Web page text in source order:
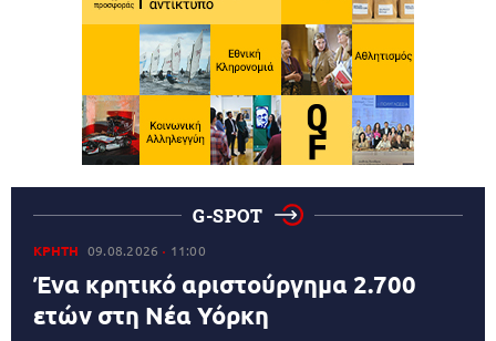
G-SPOT
ΚΡΗΤΗ 09.08.2026 11:00
Ένα κρητικό αριστούργημα 2.700
ετών στη Νέα Υόρκη